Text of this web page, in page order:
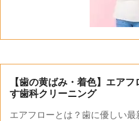
【歯の黄ばみ・着色】エア
す歯科クリーニング
エアフローとは？歯に優しい